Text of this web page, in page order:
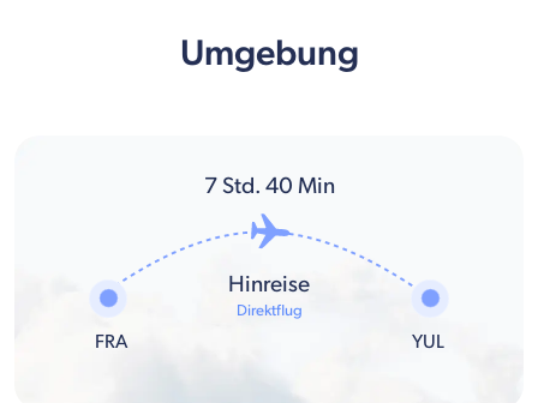
Umgebung
7Std. 40 Min
FRA
Hinreise
Direktflug
YUL